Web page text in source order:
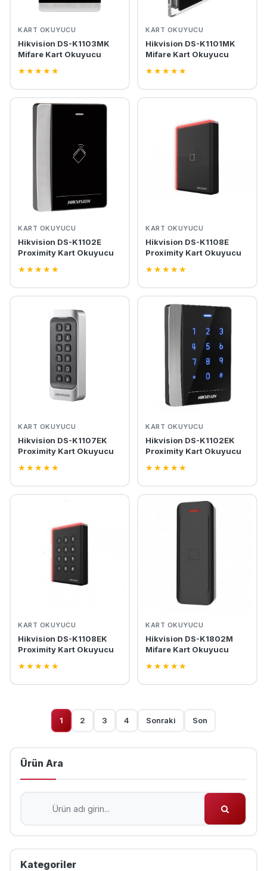
Ürün Ara
Kategoriler
KART OKUYUCU
Hikvision DS-K1103MK
Mifare Kart Okuyucu
★★★★★
KART OKUYUCU
Hikvision DS-K1101MK
Mifare Kart Okuyucu
★★★★★
KART OKUYUCU
Hikvision DS-K1102E
Proximity Kart Okuyucu
★★★★★
KART OKUYUCU
Hikvision DS-K1108E
Proximity Kart Okuyucu
★★★★★
KART OKUYUCU
Hikvision DS-K1107EK
Proximity Kart Okuyucu
★★★★★
KART OKUYUCU
Hikvision DS-K1102EK
Proximity Kart Okuyucu
★★★★★
KART OKUYUCU
Hikvision DS-K1108EK
Proximity Kart Okuyucu
★★★★★
KART OKUYUCU
Hikvision DS-K1802M
Mifare Kart Okuyucu
★★★★★
1 2 3 4 Sonraki Son